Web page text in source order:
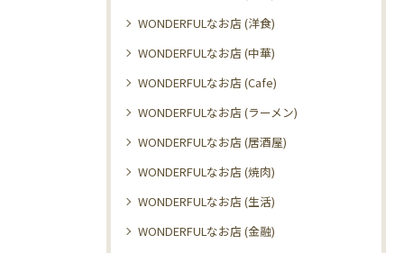
WONDERFULなお店 (洋食)
WONDERFULなお店 (中華)
WONDERFULなお店 (Cafe)
WONDERFULなお店 (ラーメン)
WONDERFULなお店 (居酒屋)
WONDERFULなお店 (焼肉)
WONDERFULなお店 (生活)
WONDERFULなお店 (金融)